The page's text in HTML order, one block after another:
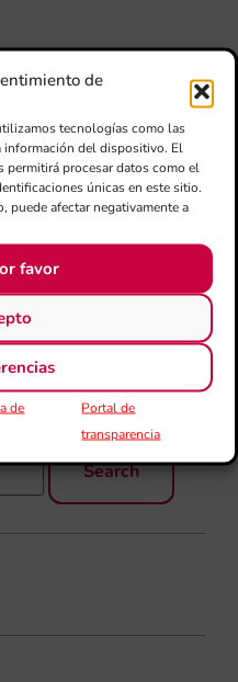
de
tecnologías como las
información del dispositivo. El
procesar datos como el
únicas en este sitio.
puede afectar negativamente a
favor
de
Portal de
transparencia